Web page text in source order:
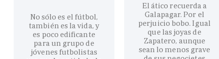
No sólo es el fútbol,
también es la vida, y
es poco edificante
para un grupo de
jóvenes futbolistas
El ático recuerda a
Galapagar. Por el
perjuicio bobo. Igual
que las joyas de
Zapatero, aunque
sean lo menos grave